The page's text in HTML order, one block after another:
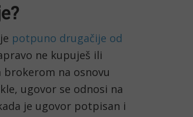
potpuno drugačije od
ne kupuješ ili
brokerom na osnovu
ugovor se odnosi na
je ugovor potpisan i